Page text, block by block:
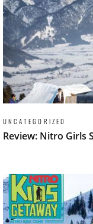
UNCATEGORIZED
Review: Nitro Girls